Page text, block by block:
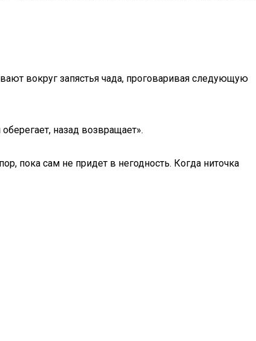
вокруг запястья чада, проговаривая следующую
назад возвращает».
пока сам не придет в негодность. Когда ниточка